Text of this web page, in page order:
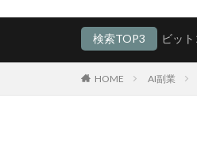
検索TOP3 ビッ
HOME AI副業